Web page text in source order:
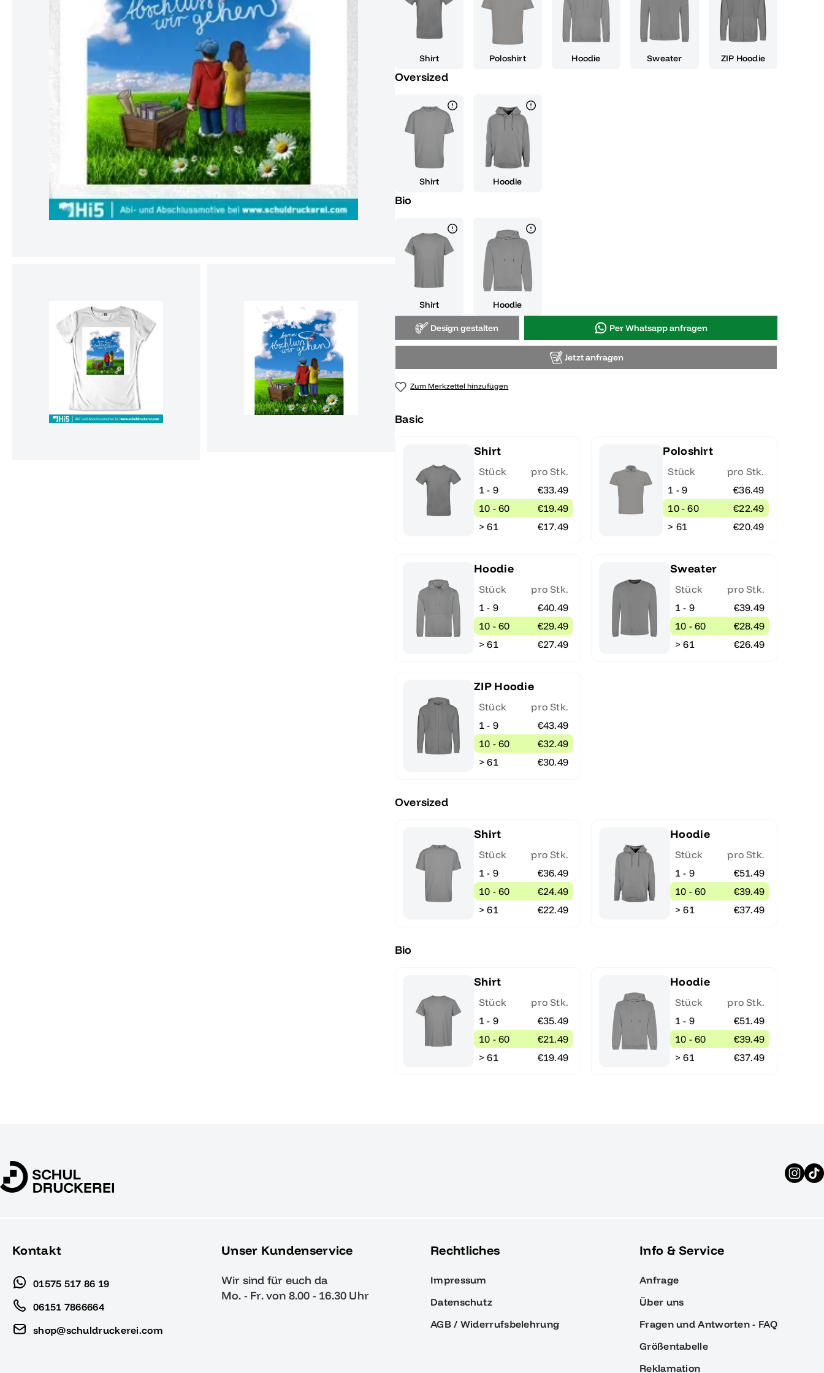
Shirt Poloshirt Hoodie Sweater ZIP Hoodie
Oversized
Shirt Hoodie
Bio
Shirt Hoodie
Design gestalten Per Whatsapp anfragen
Jetzt anfragen
Zum Merkzettel hinzufügen
Basic
Shirt
Stück
pro Stk.
1 - 9
€33.49
10 - 60
€19.49
> 61
€17.49
Poloshirt
Stück
pro Stk.
1 - 9
€36.49
10 - 60
€22.49
> 61
€20.49
Hoodie
Stück
pro Stk.
1 - 9
€40.49
10 - 60
€29.49
> 61
€27.49
Sweater
Stück
pro Stk.
1 - 9
€39.49
10 - 60
€28.49
> 61
€26.49
ZIP Hoodie
Stück
pro Stk.
1 - 9
€43.49
10 - 60
€32.49
> 61
€30.49
Oversized
Shirt
Stück
pro Stk.
1 - 9
€36.49
10 - 60
€24.49
> 61
€22.49
Hoodie
Stück
pro Stk.
1 - 9
€51.49
10 - 60
€39.49
> 61
€37.49
Bio
Shirt
Stück
pro Stk.
1 - 9
€35.49
10 - 60
€21.49
> 61
€19.49
Hoodie
Stück
pro Stk.
1 - 9
€51.49
10 - 60
€39.49
> 61
€37.49
Kontakt
01575 517 86 19
06151 7866664
shop@schuldruckerei.com
Unser Kundenservice
Wir sind für euch da
Mo. - Fr. von 8.00 - 16.30 Uhr
Rechtliches
Impressum
Datenschutz
AGB / Widerrufsbelehrung
Info & Service
Anfrage
Über uns
Fragen und Antworten - FAQ
Größentabelle
Reklamation